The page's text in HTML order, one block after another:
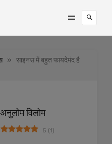
» साइनस में बहुत फायदेमंद है
विलोम
5 (1)